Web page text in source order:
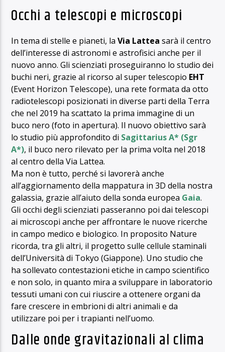
Occhi a telescopi e microscopi
In tema di stelle e pianeti, laVia Lattea sarà il centro
dell’interesse di astronomi e astrofisici anche per il
nuovo anno. Gli scienziati proseguiranno lo studio dei
buchi neri, grazie al ricorso al super telescopio EHT
(Event Horizon Telescope), una rete formata da otto
radiotelescopi posizionati in diverse parti della Terra
che nel 2019 ha scattato la prima immagine di un
buco nero (foto in apertura). Il nuovo obiettivo sarà
lo studio più approfondito di Sagittarius A* (Sgr
A*), il buco nero rilevato per la prima volta nel 2018
al centro della Via Lattea.
Ma non è tutto, perché si lavorerà anche
all’aggiornamento della mappatura in 3D della nostra
galassia, grazie all’aiuto della sonda europea Gaia.
Gli occhi degli scienziati passeranno poi dai telescopi
ai microscopi anche per affrontare le nuove ricerche
in campo medico e biologico. In proposito Nature
ricorda, tra gli altri, il progetto sulle cellule staminali
dell’Università di Tokyo (Giappone). Uno studio che
ha sollevato contestazioni etiche in campo scientifico
e non solo, in quanto mira a sviluppare in laboratorio
tessuti umani con cui riuscire a ottenere organi da
fare crescere in embrioni di altri animali e da
utilizzare poi per i trapianti nell’uomo.
Dalle onde gravitazionali al clima